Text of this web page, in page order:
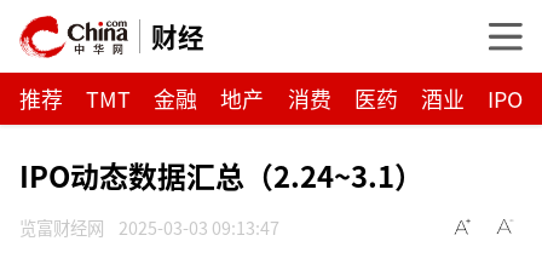
财经
推荐 TMT 金融 地产 消费 医药 酒业 IPO
IPO动态数据汇总（2.24~3.1）
览富财经网 2025-03-03 09:13:47